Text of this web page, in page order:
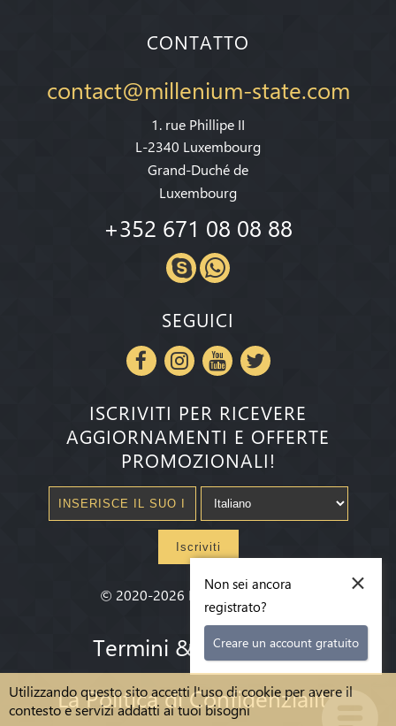
Utilizzando questo sito accetti l'uso di cookie per avere il
contesto e servizi addatti ai tuoi bisogni
CONTATTO
contact@millenium-state.com
1. rue Phillipe II
L-2340 Luxembourg
Grand-Duché de
Luxembourg
+352 671 08 08 88
SEGUICI
ISCRIVITI PER RICEVERE
AGGIORNAMENTI E OFFERTE
PROMOZIONALI!
Iscriviti
© 2020-2026 Millenium State®
Termini & condizioni
La Politica di Confidenzialità
×
Non sei ancora
registrato?
Creare un account gratuito